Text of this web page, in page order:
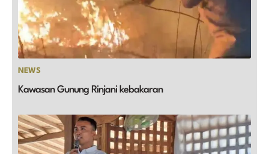
NEWS
Kawasan Gunung Rinjani kebakaran